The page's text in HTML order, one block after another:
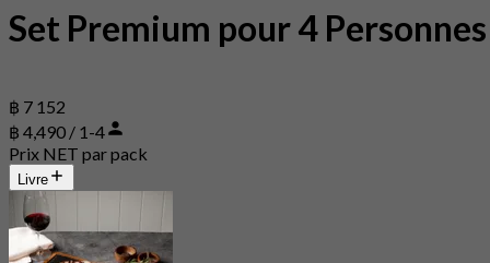
Set Premium pour 4 Personnes
฿ 7 152
฿ 4,490 / 1-4
Prix NET par pack
Livre